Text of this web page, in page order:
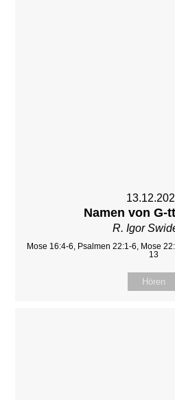
Namen von G-
R. Igor
Mose 16:4-6, Psalmen 22:1-6, Mose
13
Hören